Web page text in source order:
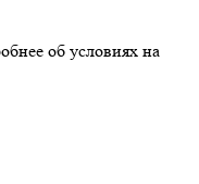
об условиях на